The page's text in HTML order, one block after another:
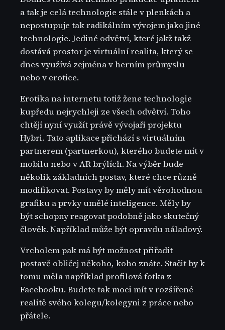
a tak je celá technologie stále v plenkách a
nepostupuje tak radikálním vývojem jako jiné
technologie. Jediné odvětví, které jakž takž
dostává prostor je virtuální realita, který se
dnes využívá zejména v herním průmyslu
nebo v erotice.
Erotika na internetu totiž žene technologie
kupředu nejrychleji ze všech odvětví. Toho
chtějí nyní využít právě vývojaři projektu
Hybri. Tato aplikace přichází s virtuálním
partnerem (partnerkou), kterého budete mít v
mobilu nebo v AR brýlích. Na výběr bude
několik základních postav, které chce různě
modifikovat. Postavy by měly mít věrohodnou
grafiku a prvky umělé inteligence. Měly by
být schopny reagovat podobně jako skutečný
člověk. Například může být opravdu náladový.
Vrcholem pak má být možnost přiřadit
postavě obličej někoho, koho znáte. Stačit by k
tomu měla například profilová fotka z
Facebooku. Budete tak moci mít v rozšířené
realitě svého kolegu/kolegyni z práce nebo
přátele.